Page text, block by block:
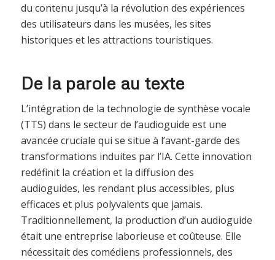
du contenu jusqu’à la révolution des expériences
des utilisateurs dans les musées, les sites
historiques et les attractions touristiques.
De la parole au texte
L’intégration de la technologie de synthèse vocale
(TTS) dans le secteur de l’audioguide est une
avancée cruciale qui se situe à l’avant-garde des
transformations induites par l’IA. Cette innovation
redéfinit la création et la diffusion des
audioguides, les rendant plus accessibles, plus
efficaces et plus polyvalents que jamais.
Traditionnellement, la production d’un audioguide
était une entreprise laborieuse et coûteuse. Elle
nécessitait des comédiens professionnels, des